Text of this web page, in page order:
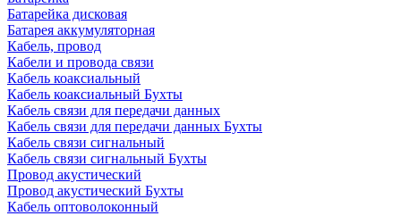
Батарейка дисковая
Батарея аккумуляторная
Кабель, провод
Кабели и провода связи
Кабель коаксиальный
Кабель коаксиальный Бухты
Кабель связи для передачи данных
Кабель связи для передачи данных Бухты
Кабель связи сигнальный
Кабель связи сигнальный Бухты
Провод акустический
Провод акустический Бухты
Кабель оптоволоконный